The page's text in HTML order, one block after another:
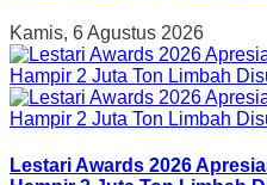
Kamis, 6 Agustus 2026
Lestari Awards 2026